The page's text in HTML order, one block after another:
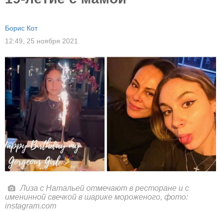
Борис Кот
12:49, 25 ноября 2021
Лиза с Натальей отмечают в ресторане и с
именинной свечкой в шарике мороженого, фото:
instagram.com